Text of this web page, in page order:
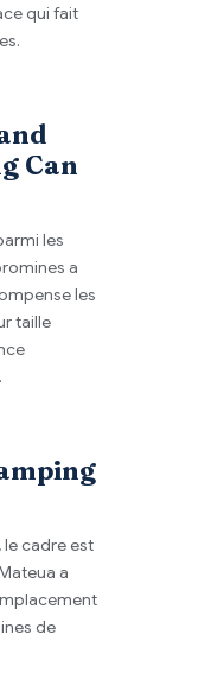
qui fait
Can
les
a
les
taille
cadre est
a
de